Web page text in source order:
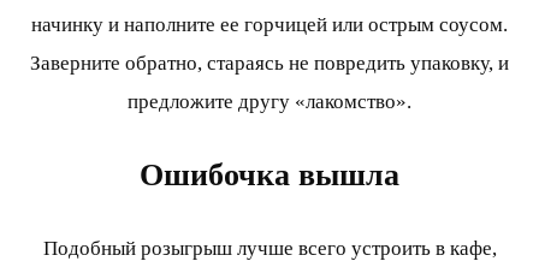
начинку и наполните ее горчицей или острым соусом.
Заверните обратно, стараясь не повредить упаковку, и
предложите другу «лакомство».
Ошибочка вышла
Подобный розыгрыш лучше всего устроить в кафе,